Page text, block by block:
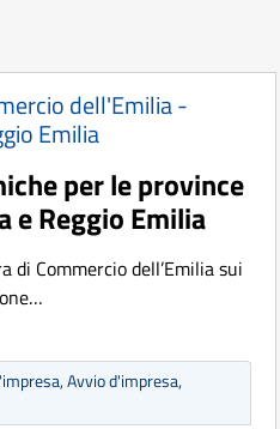
dell'Emilia -
Emilia
per le province
e Reggio Emilia
di Commercio dell’Emilia sui
Avvio d'impresa,